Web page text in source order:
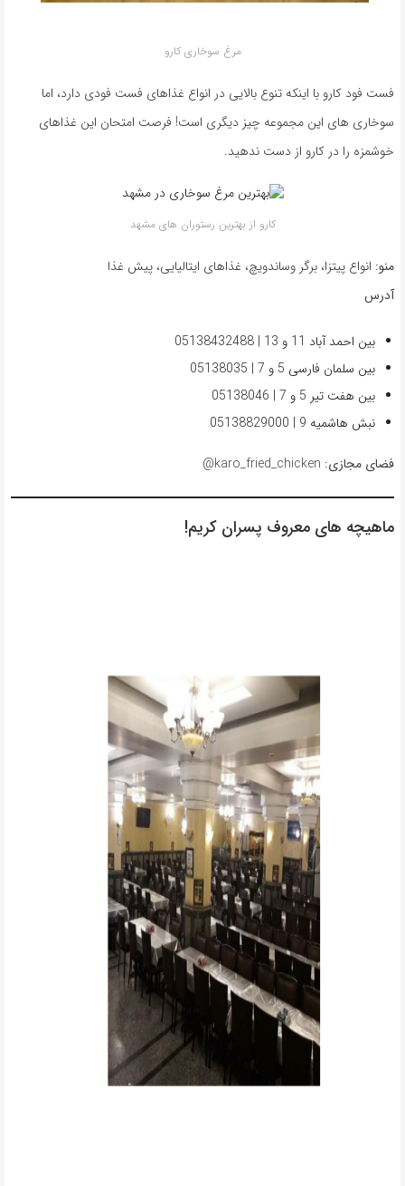
مرغ سوخاری کارو
فست فود کارو با اینکه تنوع بالایی در انواع غذاهای فست فودی دارد، اما
سوخاری های این مجموعه چیز دیگری است! فرصت امتحان این غذاهای
خوشمزه را در کارو از دست ندهید.
کارو از بهترین رستوران های مشهد
منو: انواع پیتزا، برگر وساندویچ، غذاهای ایتالیایی، پیش غذا
آدرس
بین احمد آباد 11 و 13 | 05138432488
بین سلمان فارسی 5 و 7 | 05138035
بین هفت تیر 5 و 7 | 05138046
نبش هاشمیه 9 | 05138829000
فضای مجازی: karo_fried_chicken@
ماهیچه های معروف پسران کریم!